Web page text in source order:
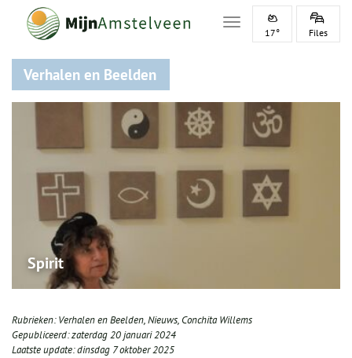
Toggle navigation
17° Files
Verhalen en Beelden
Spirit
Rubrieken:Verhalen en Beelden,Nieuws, Conchita Willems
Gepubliceerd:zaterdag 20 januari 2024
Laatste update:dinsdag 7 oktober 2025